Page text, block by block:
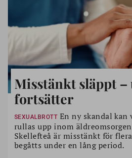
Misstänkt släppt
fortsätter
SEXUALBROTT En ny skandal kan
rullas upp inom
Skellefteå är misstänkt för
begåtts under en lång period.